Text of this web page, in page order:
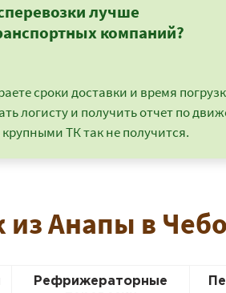
лучше
компаний?
сроки доставки и время
логисту и получить отчет по
крупными ТК так не получится.
из Анапы в
Рефрижераторные